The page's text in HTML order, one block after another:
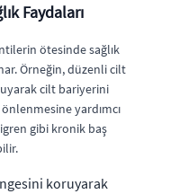
Faydaları
ötesinde sağlık
Örneğin, düzenli cilt
cilt bariyerini
yardımcı
gibi kronik baş
koruyarak